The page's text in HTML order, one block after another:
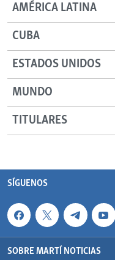
AMÉRICA LATINA
CUBA
ESTADOS UNIDOS
MUNDO
TITULARES
SÍGUENOS
SOBRE MARTÍ NOTICIAS